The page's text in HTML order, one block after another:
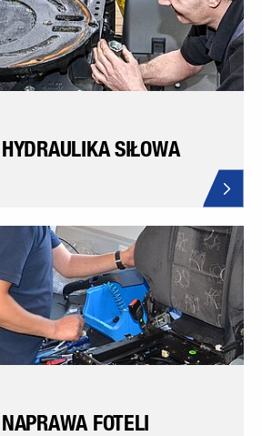
HYDRAULIKA SIŁOWA
NAPRAWA FOTELI